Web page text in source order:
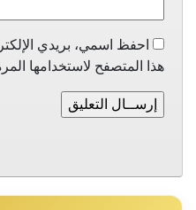
احفظ اسمي، بريدي
هذا المتصفح لاستخدامها